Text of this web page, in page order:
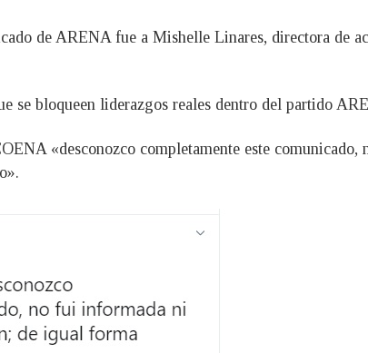
de ARENA fue a Mishelle Linares, directora de
se bloqueen liderazgos reales dentro del partido
«desconozco completamente este